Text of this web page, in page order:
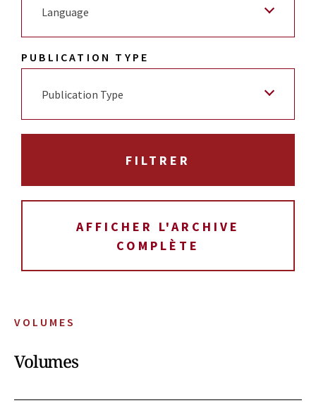
VOLUMES
Volumes
Language
PUBLICATION TYPE
Publication Type
AFFICHER L'ARCHIVE
COMPLÈTE